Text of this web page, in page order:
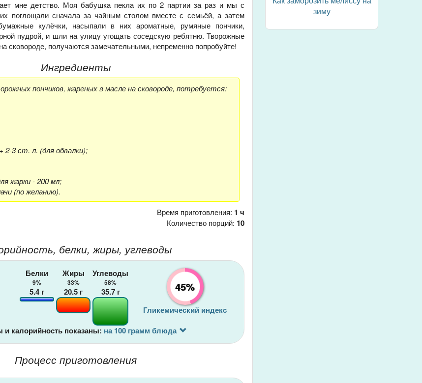
мне детство. Моя бабушка пекла их по 2 партии за раз и мы с
поглощали сначала за чайным столом вместе с семьёй, а затем
кулёчки, насыпали в них ароматные, румяные пончики,
пудрой, и шли на улицу угощать соседскую ребятню. Творожные
сковороде, получаются замечательными, непременно попробуйте!
Ингредиенты
пончиков, жареных в масле на сковороде, потребуется:
2-3 ст. л. (для обвалки);
жарки - 200 мл;
(по желанию).
Время приготовления: 1 ч
Количество порций: 10
белки, жиры, углеводы
Белки
9%
5.4 г
Жиры
33%
20.5 г
Углеводы
58%
35.7г 45%
Гликемический индекс
и калорийность показаны: на 100 грамм блюда
Процесс приготовления
зиму